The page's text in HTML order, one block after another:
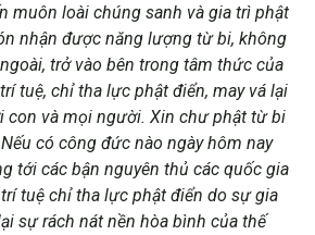
muôn loài chúng sanh và gia trì phật
nhận được năng lượng từ bi, không
trở vào bên trong tâm thức của
tuệ, chỉ tha lực phật điển, may vá lại
con và mọi người. Xin chư phật từ bi
có công đức nào ngày hôm nay
tới các bận nguyên thủ các quốc gia
tuệ chỉ tha lực phật điển do sự gia
sự rách nát nền hòa bình của thế